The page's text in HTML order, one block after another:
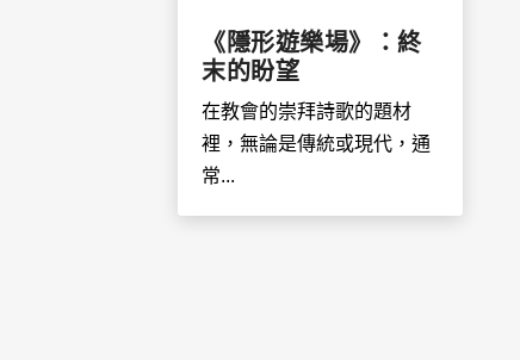
《隱形遊樂場》：終
末的盼望
在教會的崇拜詩歌的題材
裡，無論是傳統或現代，通
常...